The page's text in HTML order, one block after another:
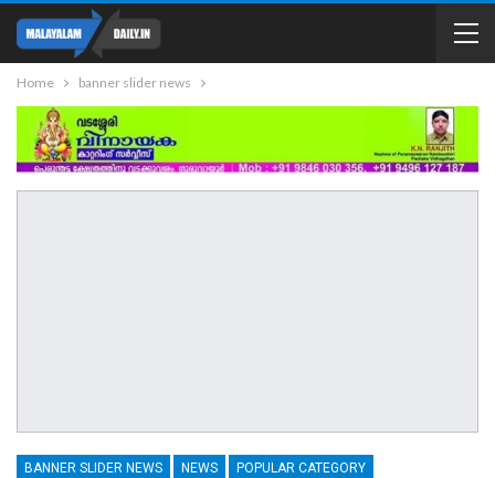
Home banner slider news
BANNER SLIDER NEWS NEWS POPULAR CATEGORY